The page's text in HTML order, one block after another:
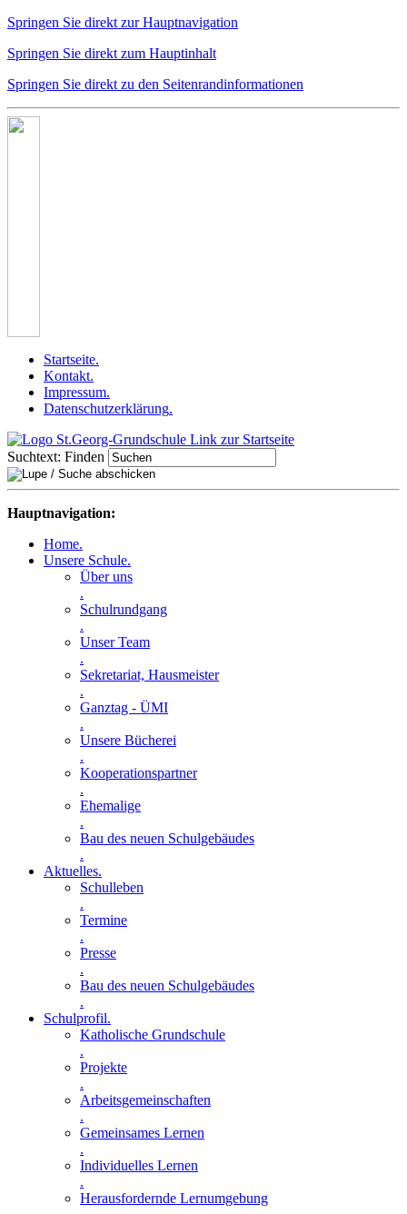
Springen Sie direkt zur Hauptnavigation
Springen Sie direkt zum Hauptinhalt
Springen Sie direkt zu den Seitenrandinformationen
Startseite.
Kontakt.
Impressum.
Datenschutzerklärung.
Suchtext: Finden
Hauptnavigation:
Home.
Unsere Schule.
Über uns
.
Schulrundgang
.
Unser Team
.
Sekretariat, Hausmeister
.
Ganztag - ÜMI
.
Unsere Bücherei
.
Kooperationspartner
.
Ehemalige
.
Bau des neuen Schulgebäudes
.
Aktuelles.
Schulleben
.
Termine
.
Presse
.
Bau des neuen Schulgebäudes
.
Schulprofil.
Katholische Grundschule
.
Projekte
.
Arbeitsgemeinschaften
.
Gemeinsames Lernen
.
Individuelles Lernen
.
Herausfordernde Lernumgebung